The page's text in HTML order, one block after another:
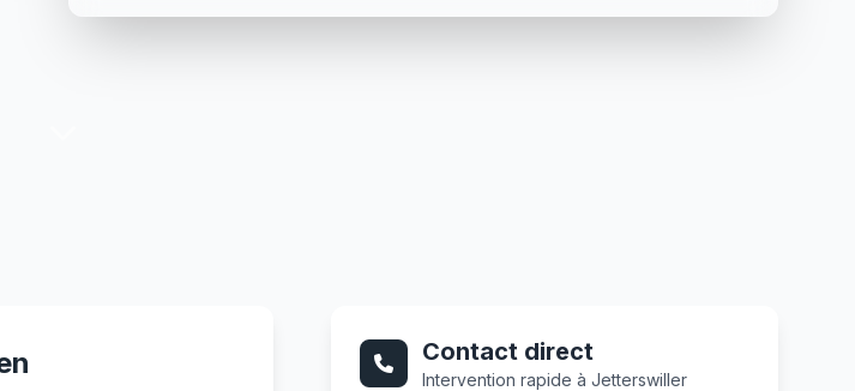
Contact direct
Intervention rapide à Jetterswiller